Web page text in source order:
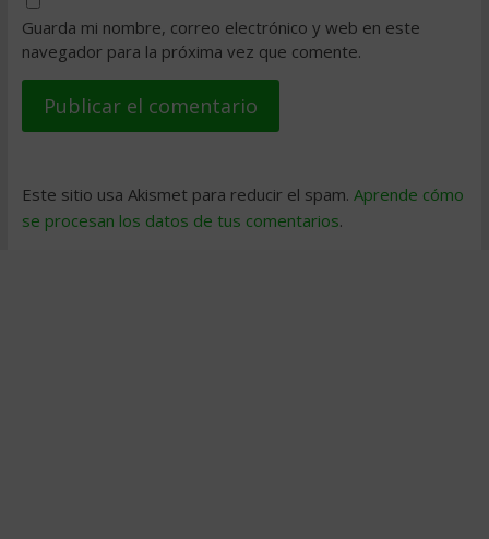
Guarda mi nombre, correo electrónico y web en este
navegador para la próxima vez que comente.
Este sitio usa Akismet para reducir el spam. Aprende cómo
se procesan los datos de tus comentarios.